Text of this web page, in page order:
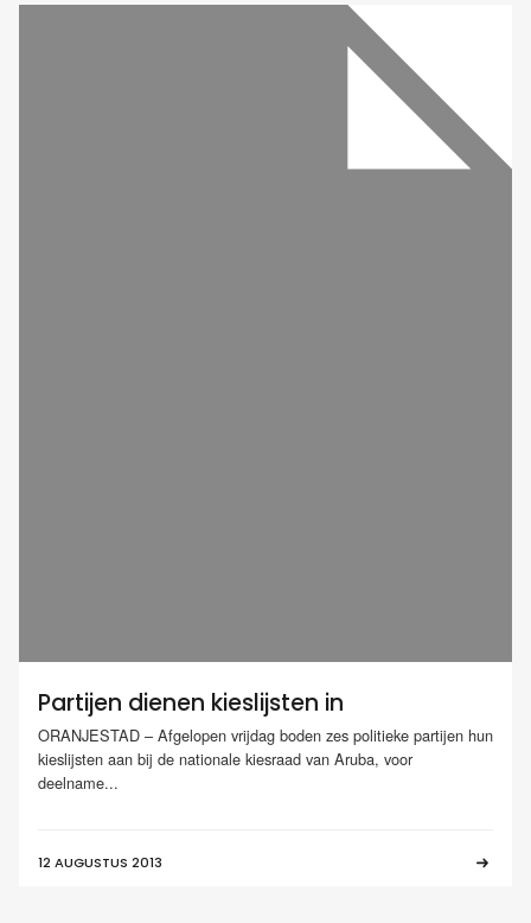
Partijen dienen kieslijsten in
ORANJESTAD – Afgelopen vrijdag boden zes politieke partijen hun
kieslijsten aan bij de nationale kiesraad van Aruba, voor
deelname...
12 AUGUSTUS 2013